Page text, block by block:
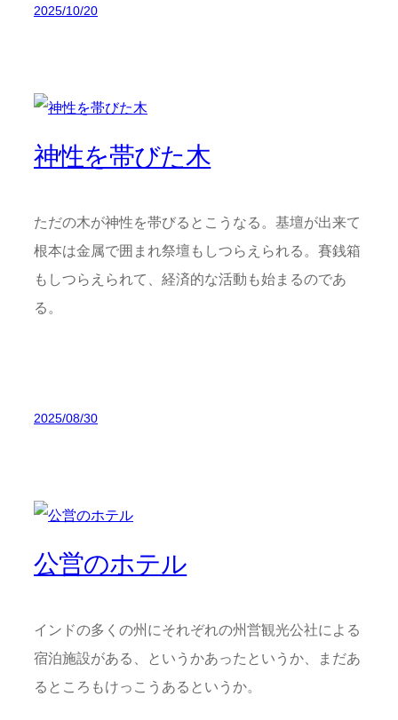
2025/10/20
神性を帯びた木
ただの木が神性を帯びるとこうなる。基壇が出来て
根本は金属で囲まれ祭壇もしつらえられる。賽銭箱
もしつらえられて、経済的な活動も始まるのであ
る。
2025/08/30
公営のホテル
インドの多くの州にそれぞれの州営観光公社による
宿泊施設がある、というかあったというか、まだあ
るところもけっこうあるというか。